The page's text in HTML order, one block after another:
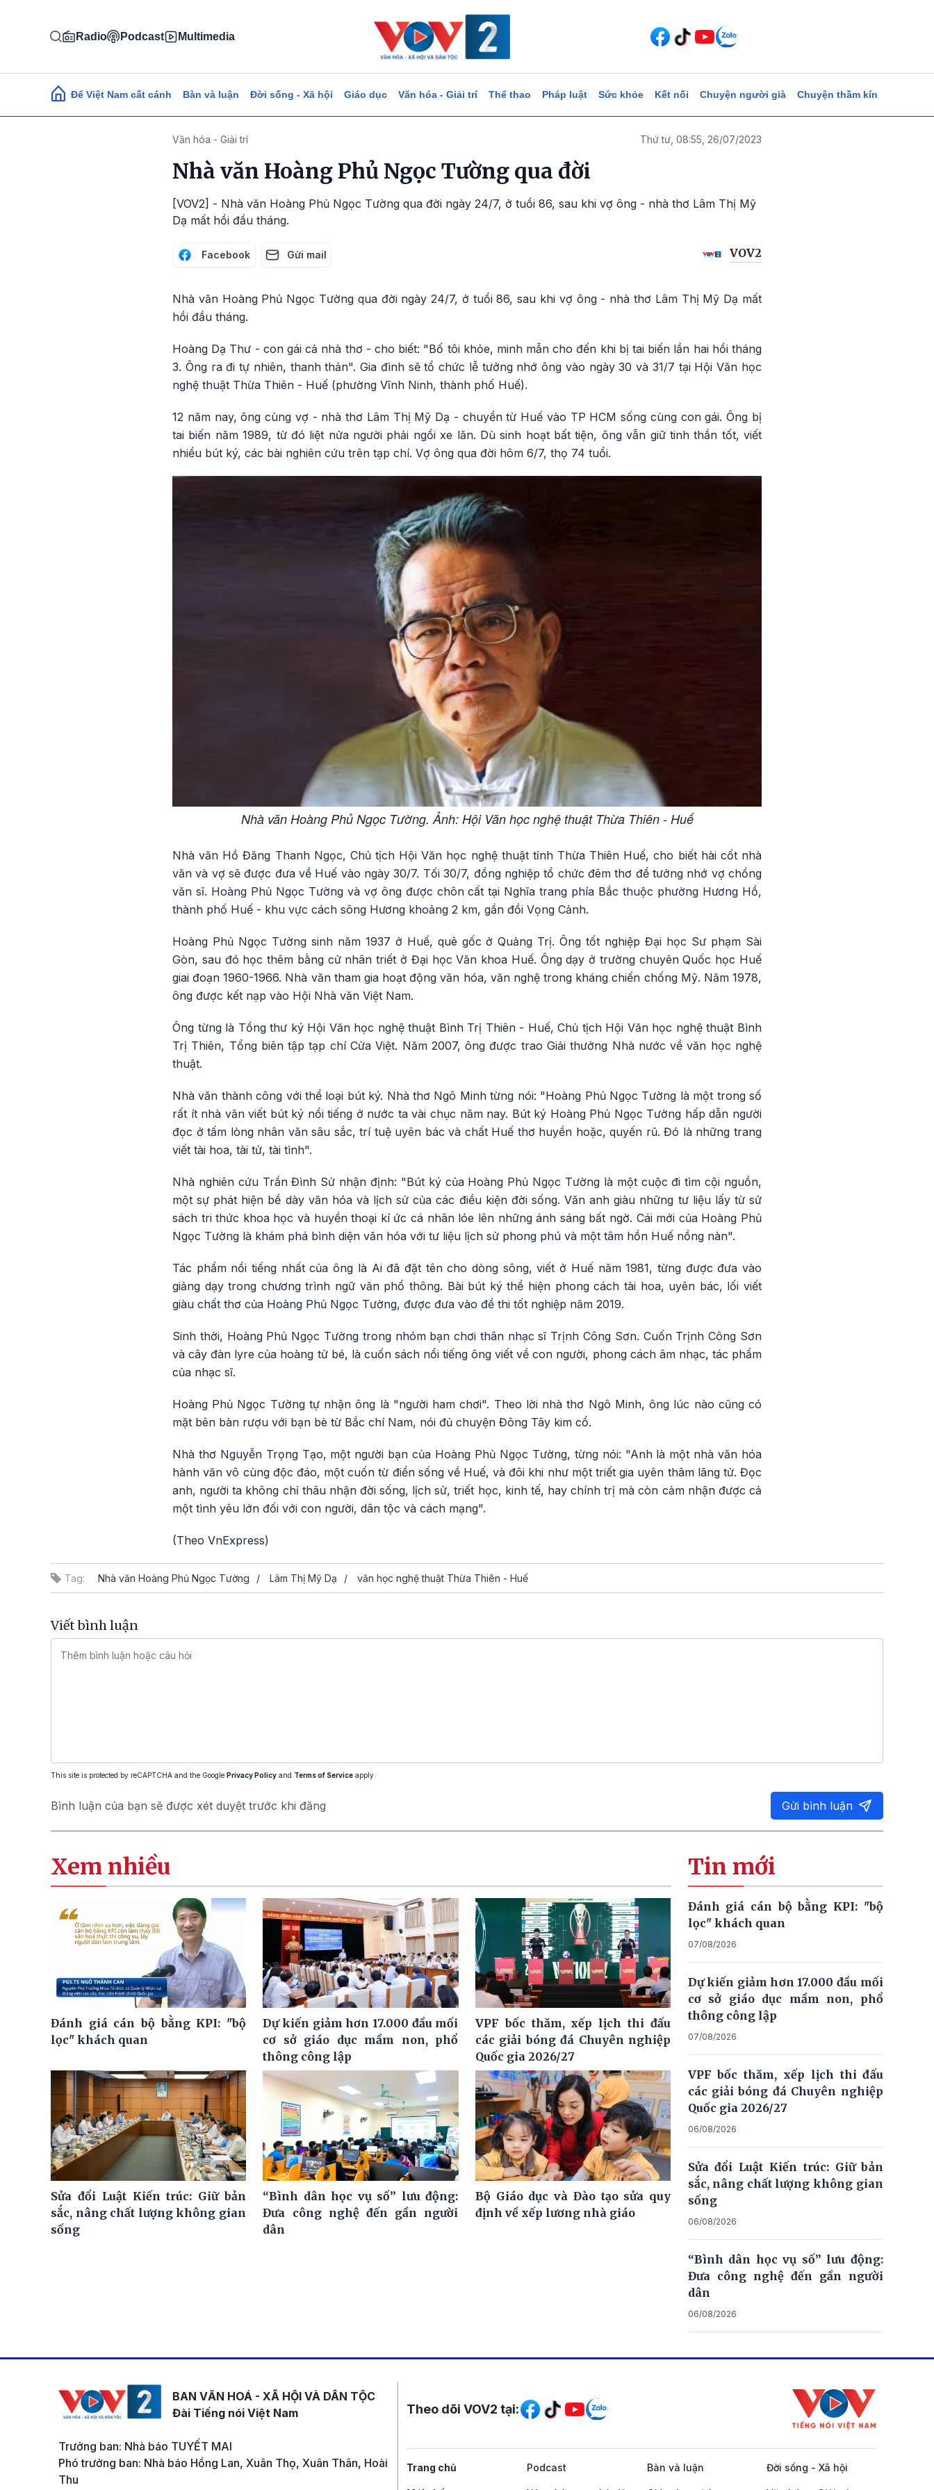
Radio Podcast Multimedia
Main navigation
Để Việt Nam cất cánh Bàn và luận Đời sống - Xã hội Giáo dục Văn hóa - Giải trí Thể thao Pháp luật Sức khỏe Kết nối Chuyện người già Chuyện thầm kín
Văn hóa - Giải trí Thứ tư, 08:55, 26/07/2023
Nhà văn Hoàng Phủ Ngọc Tường qua đời
[VOV2] - Nhà văn Hoàng Phủ Ngọc Tường qua đời ngày 24/7, ở tuổi 86, sau khi vợ ông - nhà thơ Lâm Thị Mỹ
Dạ mất hồi đầu tháng.
Facebook Gửi mail VOV2
Nhà văn Hoàng Phủ Ngọc Tường qua đời ngày 24/7, ở tuổi 86, sau khi vợ ông - nhà thơ Lâm Thị Mỹ Dạ mất
hồi đầu tháng.
Hoàng Dạ Thư - con gái cả nhà thơ - cho biết: "Bố tôi khỏe, minh mẫn cho đến khi bị tai biến lần hai hồi tháng
3. Ông ra đi tự nhiên, thanh thản". Gia đình sẽ tổ chức lễ tưởng nhớ ông vào ngày 30 và 31/7 tại Hội Văn học
nghệ thuật Thừa Thiên - Huế (phường Vĩnh Ninh, thành phố Huế).
12 năm nay, ông cùng vợ - nhà thơ Lâm Thị Mỹ Dạ - chuyển từ Huế vào TP HCM sống cùng con gái. Ông bị
tai biến năm 1989, từ đó liệt nửa người phải ngồi xe lăn. Dù sinh hoạt bất tiện, ông vẫn giữ tinh thần tốt, viết
nhiều bút ký, các bài nghiên cứu trên tạp chí. Vợ ông qua đời hôm 6/7, thọ 74 tuổi.
Nhà văn Hoàng Phủ Ngọc Tường. Ảnh: Hội Văn học nghệ thuật Thừa Thiên - Huế
Nhà văn Hồ Đăng Thanh Ngọc, Chủ tịch Hội Văn học nghệ thuật tỉnh Thừa Thiên Huế, cho biết hài cốt nhà
văn và vợ sẽ được đưa về Huế vào ngày 30/7. Tối 30/7, đồng nghiệp tổ chức đêm thơ để tưởng nhớ vợ chồng
văn sĩ. Hoàng Phủ Ngọc Tường và vợ ông được chôn cất tại Nghĩa trang phía Bắc thuộc phường Hương Hồ,
thành phố Huế - khu vực cách sông Hương khoảng 2 km, gần đồi Vọng Cảnh.
Hoàng Phủ Ngọc Tường sinh năm 1937 ở Huế, quê gốc ở Quảng Trị. Ông tốt nghiệp Đại học Sư phạm Sài
Gòn, sau đó học thêm bằng cử nhân triết ở Đại học Văn khoa Huế. Ông dạy ở trường chuyên Quốc học Huế
giai đoạn 1960-1966. Nhà văn tham gia hoạt động văn hóa, văn nghệ trong kháng chiến chống Mỹ. Năm 1978,
ông được kết nạp vào Hội Nhà văn Việt Nam.
Ông từng là Tổng thư ký Hội Văn học nghệ thuật Bình Trị Thiên - Huế, Chủ tịch Hội Văn học nghệ thuật Bình
Trị Thiên, Tổng biên tập tạp chí Cửa Việt. Năm 2007, ông được trao Giải thưởng Nhà nước về văn học nghệ
thuật.
Nhà văn thành công với thể loại bút ký. Nhà thơ Ngô Minh từng nói: "Hoàng Phủ Ngọc Tường là một trong số
rất ít nhà văn viết bút ký nổi tiếng ở nước ta vài chục năm nay. Bút ký Hoàng Phủ Ngọc Tường hấp dẫn người
đọc ở tấm lòng nhân văn sâu sắc, trí tuệ uyên bác và chất Huế thơ huyền hoặc, quyến rũ. Đó là những trang
viết tài hoa, tài tử, tài tình".
Nhà nghiên cứu Trần Đình Sử nhận định: "Bút ký của Hoàng Phủ Ngọc Tường là một cuộc đi tìm cội nguồn,
một sự phát hiện bề dày văn hóa và lịch sử của các điều kiện đời sống. Văn anh giàu những tư liệu lấy từ sử
sách tri thức khoa học và huyền thoại kí ức cá nhân lóe lên những ánh sáng bất ngờ. Cái mới của Hoàng Phủ
Ngọc Tường là khám phá bình diện văn hóa với tư liệu lịch sử phong phú và một tâm hồn Huế nồng nàn".
Tác phẩm nổi tiếng nhất của ông là Ai đã đặt tên cho dòng sông, viết ở Huế năm 1981, từng được đưa vào
giảng dạy trong chương trình ngữ văn phổ thông. Bài bút ký thể hiện phong cách tài hoa, uyên bác, lối viết
giàu chất thơ của Hoàng Phủ Ngọc Tường, được đưa vào đề thi tốt nghiệp năm 2019.
Sinh thời, Hoàng Phủ Ngọc Tường trong nhóm bạn chơi thân nhạc sĩ Trịnh Công Sơn. Cuốn Trịnh Công Sơn
và cây đàn lyre của hoàng tử bé, là cuốn sách nổi tiếng ông viết về con người, phong cách âm nhạc, tác phẩm
của nhạc sĩ.
Hoàng Phủ Ngọc Tường tự nhận ông là "người ham chơi". Theo lời nhà thơ Ngô Minh, ông lúc nào cũng có
mặt bên bàn rượu với bạn bè từ Bắc chí Nam, nói đủ chuyện Đông Tây kim cổ.
Nhà thơ Nguyễn Trọng Tạo, một người bạn của Hoàng Phủ Ngọc Tường, từng nói: "Anh là một nhà văn hóa
hành văn vô cùng độc đáo, một cuốn từ điển sống về Huế, và đôi khi như một triết gia uyên thâm lãng tử. Đọc
anh, người ta không chỉ thâu nhận đời sống, lịch sử, triết học, kinh tế, hay chính trị mà còn cảm nhận được cả
một tình yêu lớn đối với con người, dân tộc và cách mạng".
(Theo VnExpress)
Tag: Nhà văn Hoàng Phủ Ngọc Tường Lâm Thị Mỹ Dạ văn học nghệ thuật Thừa Thiên - Huế
Viết bình luận
This site is protected by reCAPTCHA and the Google Privacy Policy and Terms of Service apply.
Bình luận của bạn sẽ được xét duyệt trước khi đăng Gửi bình luận
Xem nhiều
Đánh giá cán bộ bằng KPI: "bộ
lọc" khách quan
Dự kiến giảm hơn 17.000 đầu mối
cơ sở giáo dục mầm non, phổ
thông công lập
VPF bốc thăm, xếp lịch thi đấu
các giải bóng đá Chuyên nghiệp
Quốc gia 2026/27
Sửa đổi Luật Kiến trúc: Giữ bản
sắc, nâng chất lượng không gian
sống
“Bình dân học vụ số” lưu động:
Đưa công nghệ đến gần người
dân
Bộ Giáo dục và Đào tạo sửa quy
định về xếp lương nhà giáo
Tin mới
Đánh giá cán bộ bằng KPI: "bộ
lọc" khách quan
07/08/2026
Dự kiến giảm hơn 17.000 đầu mối
cơ sở giáo dục mầm non, phổ
thông công lập
07/08/2026
VPF bốc thăm, xếp lịch thi đấu
các giải bóng đá Chuyên nghiệp
Quốc gia 2026/27
06/08/2026
Sửa đổi Luật Kiến trúc: Giữ bản
sắc, nâng chất lượng không gian
sống
06/08/2026
“Bình dân học vụ số” lưu động:
Đưa công nghệ đến gần người
dân
06/08/2026
BAN VĂN HOÁ - XÃ HỘI VÀ DÂN TỘC
Đài Tiếng nói Việt Nam
Trưởng ban: Nhà báo TUYẾT MAI
Phó trưởng ban: Nhà báo Hồng Lan, Xuân Thọ, Xuân Thân, Hoài
Thu
Mạng xã hội
Theo dõi VOV2 tại:
Trang chủ Podcast Bàn và luận Đời sống - Xã hội